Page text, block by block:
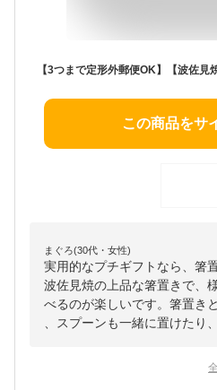
この商品をサ
まぐろ(30代・女性)
実用的なプチギフトなら、箸
波佐見焼の上品な箸置きで、
べるのが楽しいです。箸置き
、スプーンも一緒に置けたり